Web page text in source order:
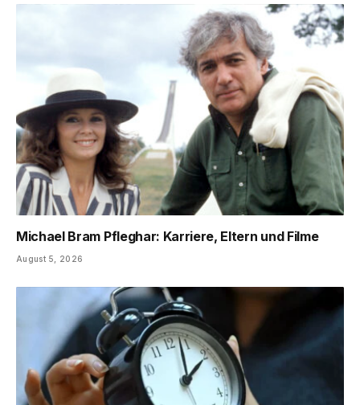
Michael Bram Pfleghar: Karriere, Eltern und Filme
August 5, 2026